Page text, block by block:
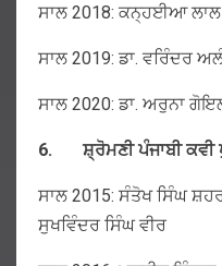
ਸਾਲ 2018: ਕਨ੍ਹਈਆ ਲਾਲ
ਸਾਲ 2019: ਡਾ. ਵਰਿੰਦਰ
ਸਾਲ 2020: ਡਾ. ਅਰੁਨਾ
6. ਸ਼੍ਰੋਮਣੀ ਪੰਜਾਬੀ ਕਵੀ
ਸਾਲ 2015: ਸੰਤੋਖ ਸਿੰਘ
ਸੁਖਵਿੰਦਰ ਸਿੰਘ ਵੀਰ